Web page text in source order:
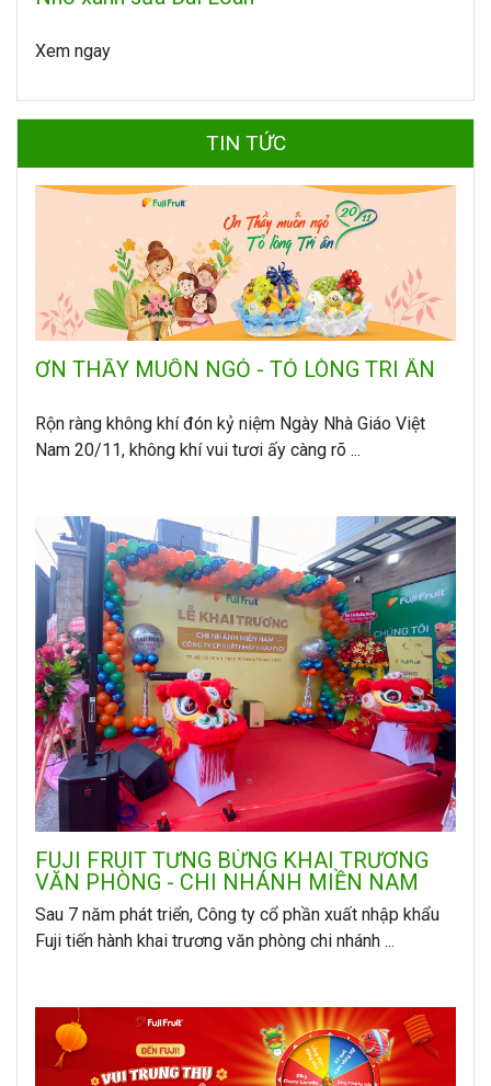
Xem ngay
TIN TỨC
ƠN THẦY MUỐN NGỎ - TỎ LÒNG TRI ÂN
Rộn ràng không khí đón kỷ niệm Ngày Nhà Giáo Việt
Nam 20/11, không khí vui tươi ấy càng rõ ...
FUJI FRUIT TƯNG BỪNG KHAI TRƯƠNG
VĂN PHÒNG - CHI NHÁNH MIỀN NAM
Sau 7 năm phát triển, Công ty cổ phần xuất nhập khẩu
Fuji tiến hành khai trương văn phòng chi nhánh ...